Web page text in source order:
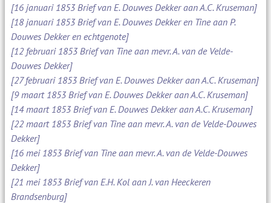
[16 januari 1853 Brief van E. Douwes Dekker aan A.C. Kruseman]
[18 januari 1853 Brief van E. Douwes Dekker en Tine aan P.
Douwes Dekker en echtgenote]
[12 februari 1853 Brief van Tine aan mevr. A. van de Velde-
Douwes Dekker]
[27 februari 1853 Brief van E. Douwes Dekker aan A.C. Kruseman]
[9 maart 1853 Brief van E. Douwes Dekker aan A.C. Kruseman]
[14 maart 1853 Brief van E. Douwes Dekker aan A.C. Kruseman]
[22 maart 1853 Brief van Tine aan mevr. A. van de Velde-Douwes
Dekker]
[16 mei 1853 Brief van Tine aan mevr. A. van de Velde-Douwes
Dekker]
[21 mei 1853 Brief van E.H. Kol aan J. van Heeckeren
Brandsenburg]